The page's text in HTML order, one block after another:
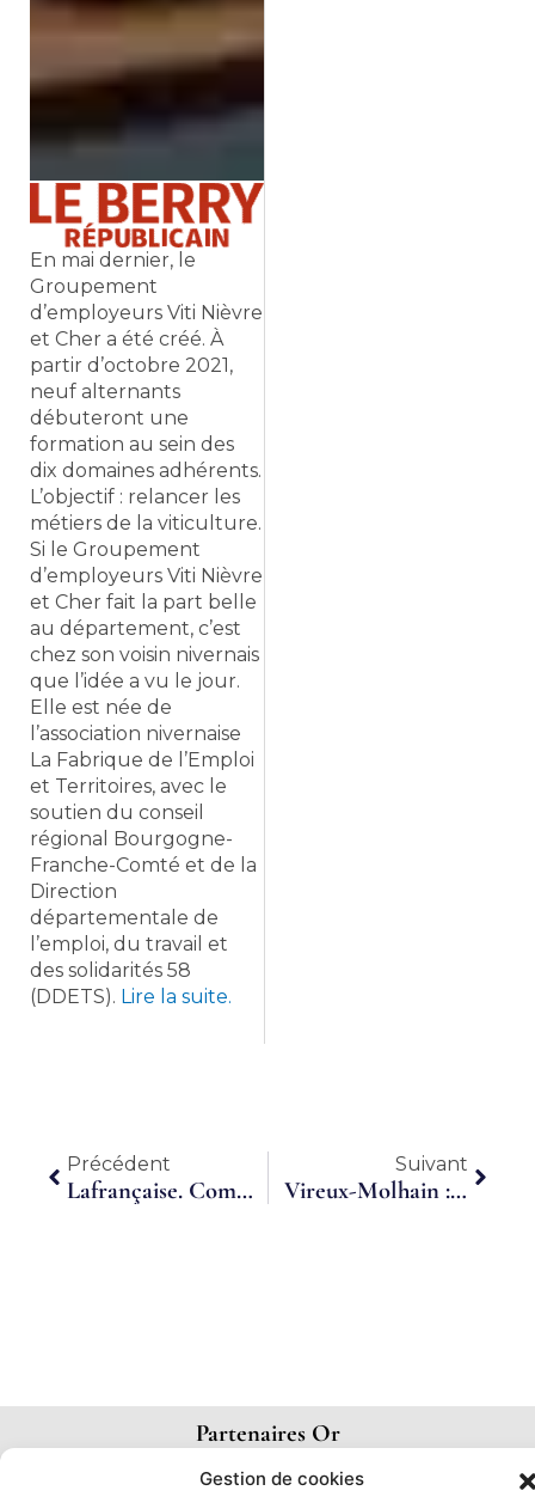
Gestion de cookies
En mai dernier, le
Groupement
d’employeurs Viti Nièvre
et Cher a été créé. À
partir d’octobre 2021,
neuf alternants
débuteront une
formation au sein des
dix domaines adhérents.
L’objectif : relancer les
métiers de la viticulture.
Si le Groupement
d’employeurs Viti Nièvre
et Cher fait la part belle
au département, c’est
chez son voisin nivernais
que l’idée a vu le jour.
Elle est née de
l’association nivernaise
La Fabrique de l’Emploi
et Territoires, avec le
soutien du conseil
régional Bourgogne-
Franche-Comté et de la
Direction
départementale de
l’emploi, du travail et
des solidarités 58
(DDETS). Lire la suite.
Précédent
Précédent
Lafrançaise. Communauté de communes Coteaux et Plaines du pays lafrançaisain : accompagnement et création d’un groupement d’employeurs
Suivant
Vireux-Molhain : Valemploi, 20 ans de service et d’innovation pour les entreprises
Partenaires Or